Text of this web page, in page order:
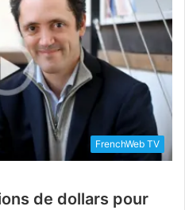
FrenchWeb TV
de dollars pour